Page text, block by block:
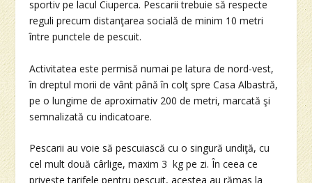
sportiv pe lacul Ciuperca. Pescarii trebuie să respecte
reguli precum distanţarea socială de minim 10 metri
între punctele de pescuit.
Activitatea este permisă numai pe latura de nord-vest,
în dreptul morii de vânt până în colţ spre Casa Albastră,
pe o lungime de aproximativ 200 de metri, marcată şi
semnalizată cu indicatoare.
Pescarii au voie să pescuiască cu o singură undiţă, cu
cel mult două cârlige, maxim 3 kg pe zi. În ceea ce
priveşte tarifele pentru pescuit, acestea au rămas la